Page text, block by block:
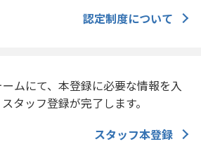
認定制度について
ムにて、本登録に必要な情報を入
タッフ登録が完了します。
スタッフ本登録